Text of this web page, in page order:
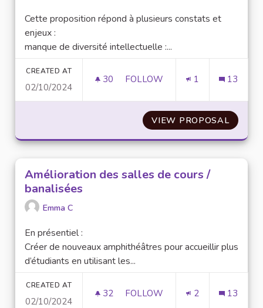
Cette proposition répond à plusieurs constats et
enjeux :
manque de diversité intellectuelle :...
CREATED AT
02/10/2024
30 30 FOLLOWERS
FOLLOW 1 13
VIEW PROPOSAL
Amélioration des salles de cours /
banalisées
Emma C
En présentiel :
Créer de nouveaux amphithéâtres pour accueillir plus
d’étudiants en utilisant les...
CREATED AT
02/10/2024
32 32 FOLLOWERS
FOLLOW 2 13